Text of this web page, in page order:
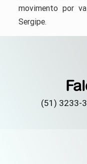
movimento por
Sergipe.
(51) 3233-